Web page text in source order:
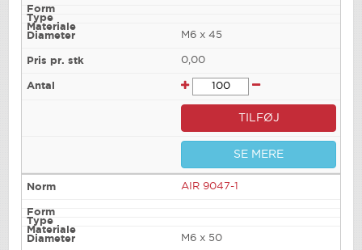
M6 x 45
0,00
TILFØJ
SE MERE
AIR 9047-1
M6 x 50